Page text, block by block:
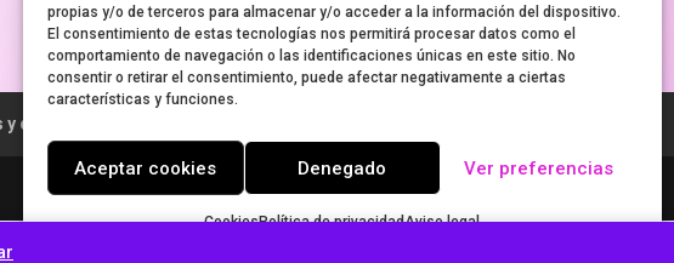
propias y/o de terceros para almacenar y/o acceder a la información del dispositivo.
El consentimiento de estas tecnologías nos permitirá procesar datos como el
comportamiento de navegación o las identificaciones únicas en este sitio. No
consentir o retirar el consentimiento, puede afectar negativamente a ciertas
características y funciones.
Aceptar cookies Denegado Ver preferencias
CookiesPolítica de privacidadAviso legal
y devoluciones